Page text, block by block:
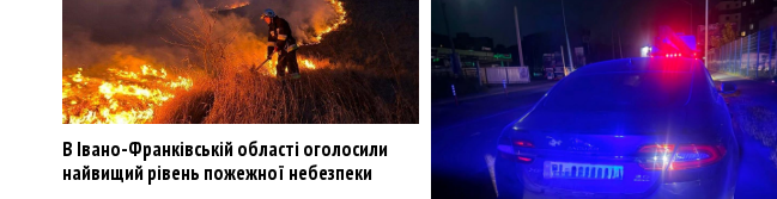
В Івано-Франківській області оголосили
найвищий рівень пожежної небезпеки